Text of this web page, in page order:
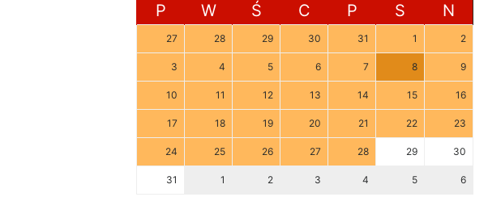
P W Ś C P S N
27 28 29 30 31 1 2
3 4 5 6 7 8 9
10 11 12 13 14 15 16
17 18 19 20 21 22 23
24 25 26 27 28 29 30
31 1 2 3 4 5 6